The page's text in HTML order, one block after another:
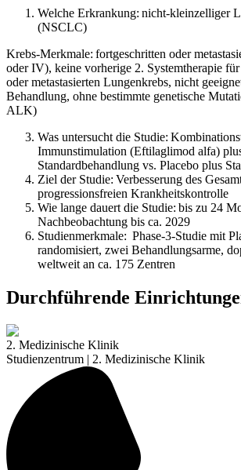
Welche Erkrankung: nicht-kleinzelliger
(NSCLC)
Krebs-Merkmale: fortgeschritten oder
oder IV), keine vorherige 2. Systemtherapie
oder metastasierten Lungenkrebs, nicht
Behandlung, ohne bestimmte genetische
ALK)
Was untersucht die Studie:
Immunstimulation (Eftilaglimod alfa)
Standardbehandlung vs. Placebo plus
Ziel der Studie: Verbesserung des
progressionsfreien Krankheitskontrolle
Wie lange dauert die Studie: bis zu 24
Nachbeobachtung bis ca. 2029
Studienmerkmale: Phase-3-Studie mit
randomisiert, zwei Behandlungsarme,
weltweit an ca. 175 Zentren
Durchführende
2. Medizinische Klinik
Studienzentrum | 2. Medizinische Klinik